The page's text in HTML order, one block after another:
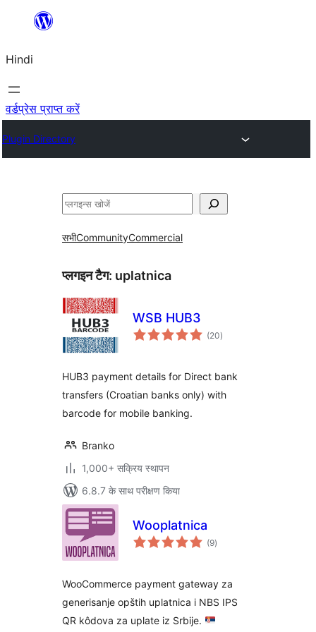
सामग्री
जाएं
Hindi
वर्डप्रेस प्राप्त करें
Plugin Directory
खोजें
सभीCommunityCommercial
प्लगइन टैग: uplatnica
WSB HUB3
(20कुल
दर)
HUB3 payment details for Direct bank
transfers (Croatian banks only) with
barcode for mobile banking.
Branko
1,000+ सक्रिय स्थापन
6.8.7 के साथ परीक्षण किया
Wooplatnica
(9कुल
दर)
WooCommerce payment gateway za
generisanje opštih uplatnica i NBS IPS
QR kôdova za uplate iz Srbije.